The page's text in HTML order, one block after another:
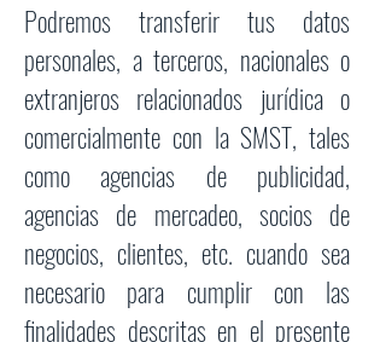
Podremos transferir tus datos
personales, a terceros, nacionales o
extranjeros relacionados jurídica o
comercialmente con la SMST, tales
como agencias de publicidad,
agencias de mercadeo, socios de
negocios, clientes, etc. cuando sea
necesario para cumplir con las
finalidades descritas en el presente